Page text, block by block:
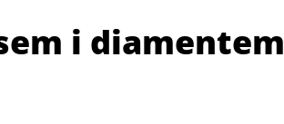
i diamentem